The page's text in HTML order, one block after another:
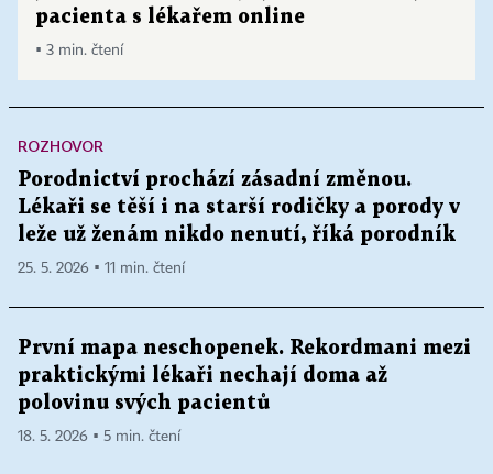
pacienta s lékařem online
▪ 3 min. čtení
ROZHOVOR
Porodnictví prochází zásadní změnou.
Lékaři se těší i na starší rodičky a porody v
leže už ženám nikdo nenutí, říká porodník
25. 5. 2026 ▪ 11 min. čtení
První mapa neschopenek. Rekordmani mezi
praktickými lékaři nechají doma až
polovinu svých pacientů
18. 5. 2026 ▪ 5 min. čtení